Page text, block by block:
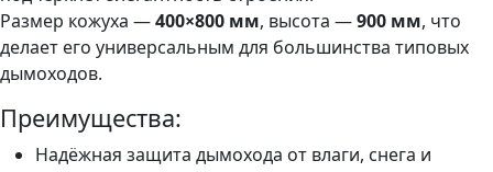
Размер кожуха —400×800 мм, высота —900 мм, что
делает его универсальным для большинства типовых
дымоходов.
Преимущества:
Надёжная защита дымохода от влаги, снега и